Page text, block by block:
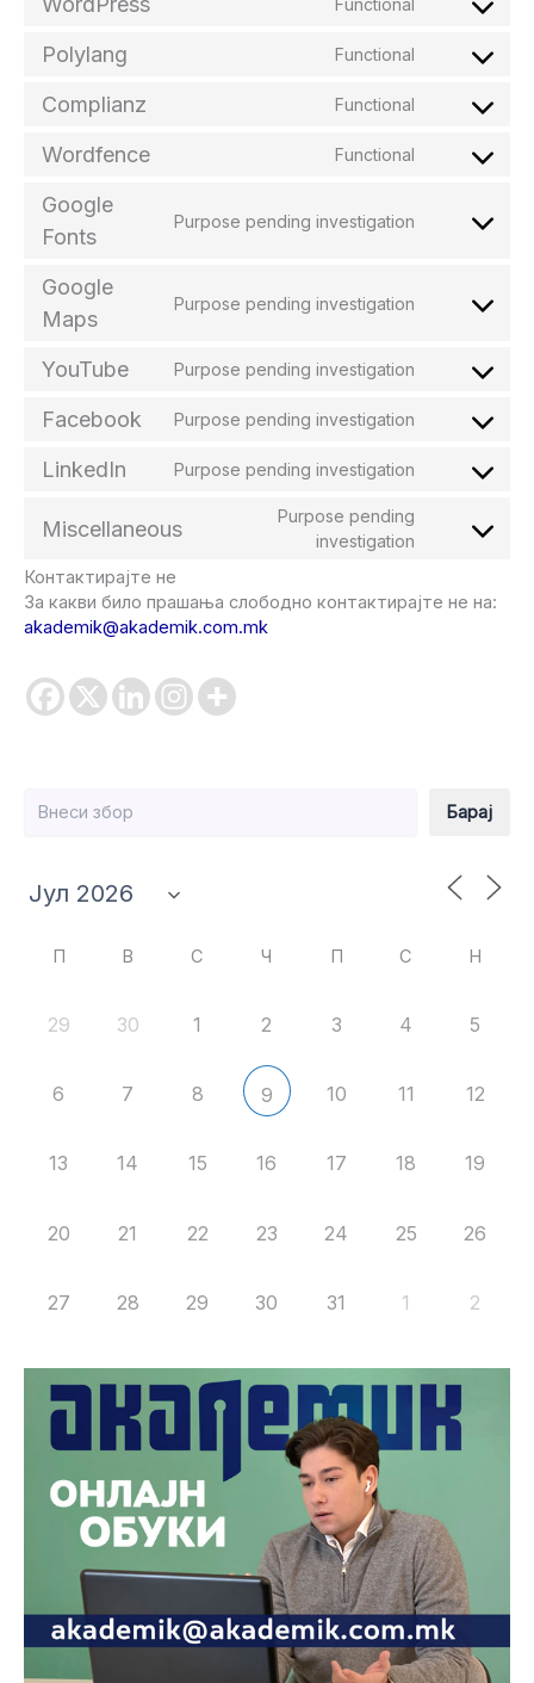
Functional
Consent
service
Polylang Functional
Consent
service
Complianz Functional
Consent
service
Wordfence Functional
Consent
service
wordfence
Google
Fonts
Purpose pending investigation
Consent
google-
Google
Maps
Purpose pending investigation
Consent
google-
YouTube Purpose pending investigation
Consent
service
Facebook Purpose pending investigation
Consent
service
LinkedIn Purpose pending investigation
Consent
service
Miscellaneous
Purpose pending
investigation
Consent
Контактирајте не
За какви било прашања слободно контактирајте не на:
akademik@akademik.com.mk
Барај
П В С Ч П С Н
29 30 1 2 3 4 5
6 7 8 9 10 11 12
13 14 15 16 17 18 19
20 21 22 23 24 25 26
27 28 29 30 31 1 2